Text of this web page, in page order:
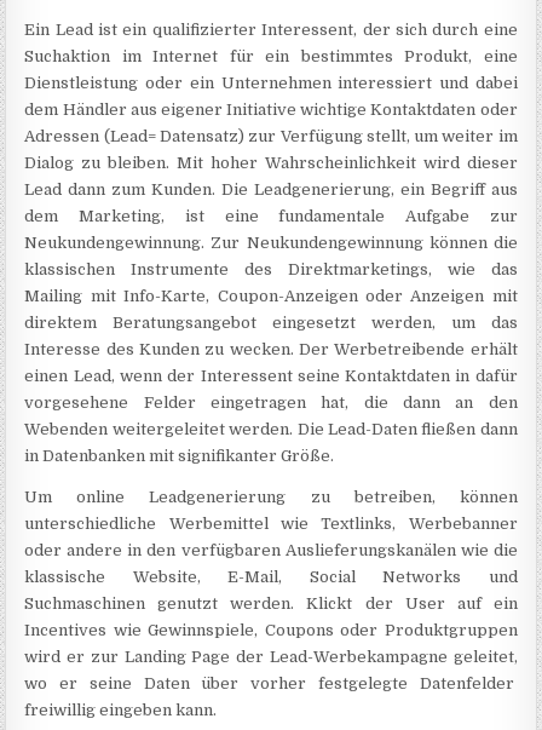
Ein Lead ist ein qualifizierter Interessent, der sich durch eine
Suchaktion im Internet für ein bestimmtes Produkt, eine
Dienstleistung oder ein Unternehmen interessiert und dabei
dem Händler aus eigener Initiative wichtige Kontaktdaten oder
Adressen (Lead= Datensatz) zur Verfügung stellt, um weiter im
Dialog zu bleiben. Mit hoher Wahrscheinlichkeit wird dieser
Lead dann zum Kunden. Die Leadgenerierung, ein Begriff aus
dem Marketing, ist eine fundamentale Aufgabe zur
Neukundengewinnung. Zur Neukundengewinnung können die
klassischen Instrumente des Direktmarketings, wie das
Mailing mit Info-Karte, Coupon-Anzeigen oder Anzeigen mit
direktem Beratungsangebot eingesetzt werden, um das
Interesse des Kunden zu wecken. Der Werbetreibende erhält
einen Lead, wenn der Interessent seine Kontaktdaten in dafür
vorgesehene Felder eingetragen hat, die dann an den
Webenden weitergeleitet werden. Die Lead-Daten fließen dann
in Datenbanken mit signifikanter Größe.
Um online Leadgenerierung zu betreiben, können
unterschiedliche Werbemittel wie Textlinks, Werbebanner
oder andere in den verfügbaren Auslieferungskanälen wie die
klassische Website, E-Mail, Social Networks und
Suchmaschinen genutzt werden. Klickt der User auf ein
Incentives wie Gewinnspiele, Coupons oder Produktgruppen
wird er zur Landing Page der Lead-Werbekampagne geleitet,
wo er seine Daten über vorher festgelegte Datenfelder
freiwillig eingeben kann.